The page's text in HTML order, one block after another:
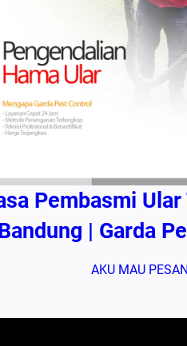
Pembasmi
| Garda
AKU MAU PESAN